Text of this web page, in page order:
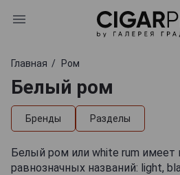
Главная Ром
Белый ром
Бренды Разделы
Белый ром или white rum имеет
равнозначных названий: light,